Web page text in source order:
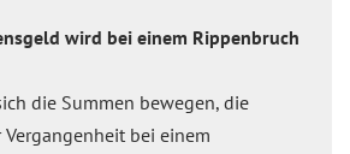
wird bei einem Rippenbruch
die Summen bewegen, die
bei einem